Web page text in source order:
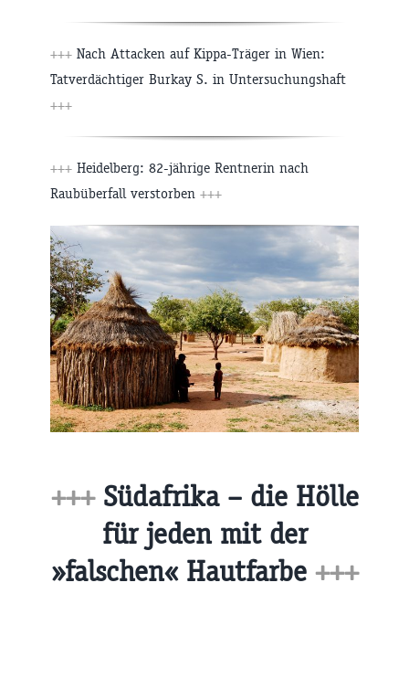
+++ Nach Attacken auf Kippa-Träger in Wien:
Tatverdächtiger Burkay S. in Untersuchungshaft
+++
+++ Heidelberg: 82-jährige Rentnerin nach
Raubüberfall verstorben +++
+++ Südafrika – die Hölle
für jeden mit der
»falschen« Hautfarbe +++